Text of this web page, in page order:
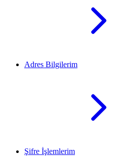
Adres Bilgilerim
Şifre İşlemlerim